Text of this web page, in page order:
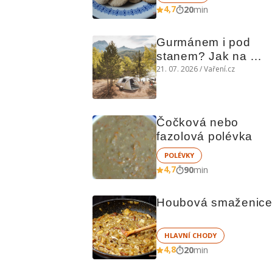
4,7 20min
Gurmánem i pod
stanem? Jak na
polní kuchyni a na
21. 07. 2026 / Vaření.cz
Čočková nebo
fazolová polévka
POLÉVKY
4,7 90min
Houbová smaženice
HLAVNÍ CHODY
4,8 20min